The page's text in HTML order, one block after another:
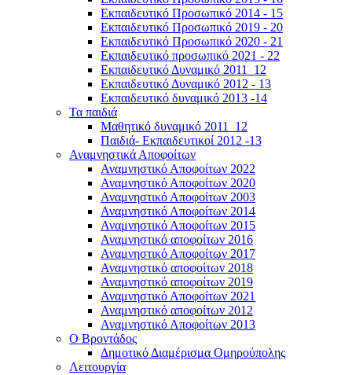
Εκπαιδευτικό Προσωπικό 2014 - 15
Εκπαιδευτικό Προσωπικό 2019 - 20
Εκπαιδευτικό Προσωπικό 2020 - 21
Εκπαιδευτικό προσωπικό 2021 - 22
Εκπαιδευτικό Δυναμικό 2011_12
Εκπαιδευτικό Δυναμικό 2012 - 13
Εκπαιδευτικό δυναμικό 2013 -14
Τα παιδιά
Μαθητικό δυναμικό 2011_12
Παιδιά- Εκπαιδευτικοί 2012 -13
Αναμνηστικά Αποφοίτων
Αναμνηστικό Αποφοίτων 2022
Αναμνηστικό Αποφοίτων 2020
Αναμνηστικό Αποφοίτων 2003
Αναμνηστικό Αποφοίτων 2014
Αναμνηστικό Αποφοίτων 2015
Αναμνηστικό αποφοίτων 2016
Αναμνηστικό Αποφοίτων 2017
Αναμνηστικό αποφοίτων 2018
Αναμνηστικό αποφοίτων 2019
Αναμνηστικό Αποφοίτων 2021
Αναμνηστικό αποφοίτων 2012
Αναμνηστικό Αποφοίτων 2013
Ο Βροντάδος
Δημοτικό Διαμέρισμα Ομηρούπολης
Λειτουργία